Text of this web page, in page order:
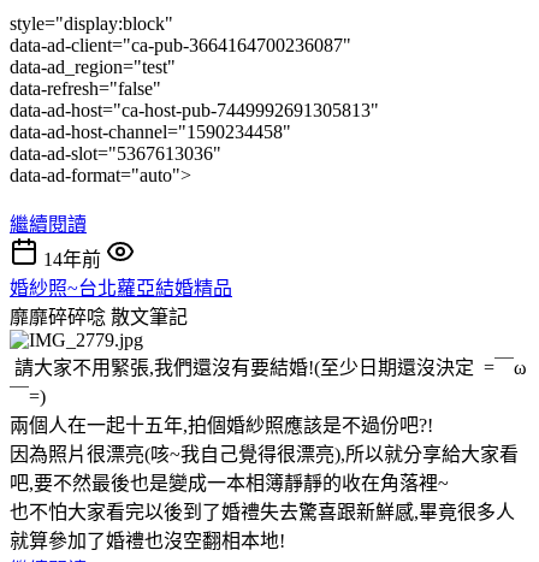
style="display:block"
data-ad-client="ca-pub-3664164700236087"
data-ad_region="test"
data-refresh="false"
data-ad-host="ca-host-pub-7449992691305813"
data-ad-host-channel="1590234458"
data-ad-slot="5367613036"
data-ad-format="auto">
繼續閱讀
14年前
婚紗照~台北蘿亞結婚精品
靡靡碎碎唸 散文筆記
請大家不用緊張,我們還沒有要結婚!(至少日期還沒決定 =￣ω
￣=)
兩個人在一起十五年,拍個婚紗照應該是不過份吧?!
因為照片很漂亮(咳~我自己覺得很漂亮),所以就分享給大家看
吧,要不然最後也是變成一本相簿靜靜的收在角落裡~
也不怕大家看完以後到了婚禮失去驚喜跟新鮮感,畢竟很多人
就算參加了婚禮也沒空翻相本地!